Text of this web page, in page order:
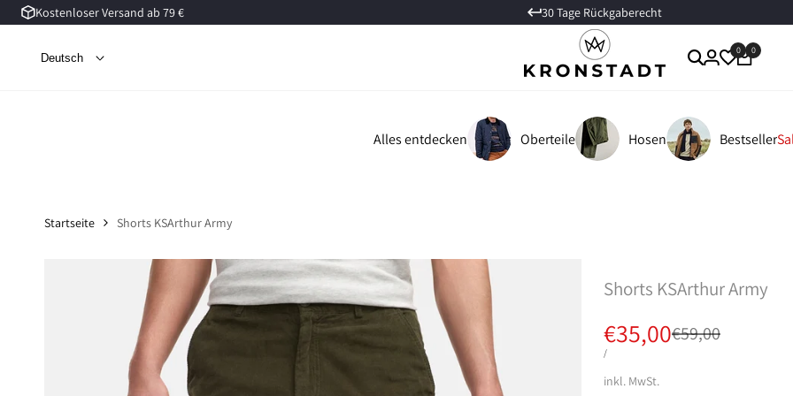
Zum
springen
Kostenloser Versand ab 79 € 30 Tage Rückgaberecht
Deutsch
0 0
Alles entdecken Oberteile Hosen Bestseller
Startseite Shorts KSArthur Army
Shorts KSArthur Army
Regulärer
€59,00
Verkaufspreis
€35,00
STÜCKPREIS
/PRO
inkl. MwSt.